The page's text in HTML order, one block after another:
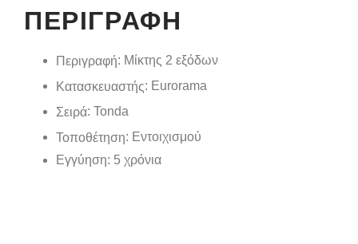
ΠΕΡΙΓΡΑΦΉ
Περιγραφή: Μίκτης 2 εξόδων
Κατασκευαστής: Eurorama
Σειρά: Tonda
Τοποθέτηση: Εντοιχισμού
Εγγύηση: 5 χρόνια